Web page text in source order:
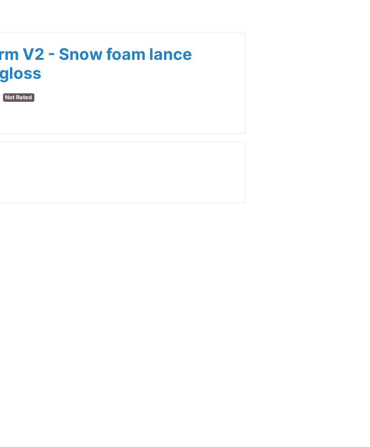
V2 - Snow foam lance
Not Rated